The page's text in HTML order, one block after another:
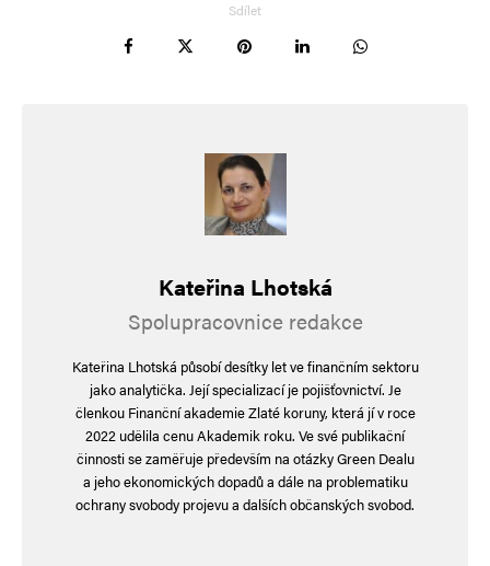
Napsat komentář
Vaše e-mailová adresa nebude zveřejněna.Vyžadované informace jsou
Sdílet
Kateřina Lhotská
Spolupracovnice redakce
Kateřina Lhotská působí desítky let ve finančním sektoru
jako analytička. Její specializací je pojišťovnictví. Je
členkou Finanční akademie Zlaté koruny, která jí v roce
2022 udělila cenu Akademik roku. Ve své publikační
činnosti se zaměřuje především na otázky Green Dealu
a jeho ekonomických dopadů a dále na problematiku
ochrany svobody projevu a dalších občanských svobod.